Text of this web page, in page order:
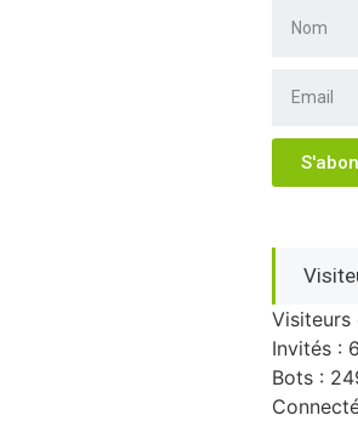
Visiteurs
Invités :
Bots :